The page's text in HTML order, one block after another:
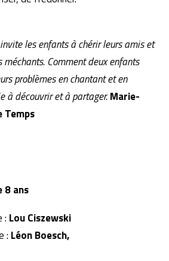
les enfants à chérir leurs amis et
Comment deux enfants
problèmes en chantant et en
à découvrir et à partager.Marie-
Temps
8 ans
: Lou Ciszewski
: Léon Boesch,